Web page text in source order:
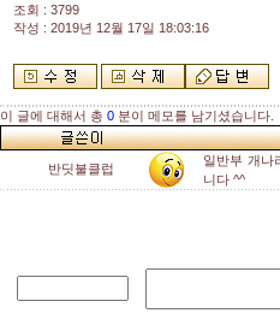
조회 : 3799
작성 : 2019년 12월 17일 18:03:16
이 글에 대해서 총 0 분이 메모를 남기셨습니다.
반딧불클럽
일반부 개나
니다 ^^